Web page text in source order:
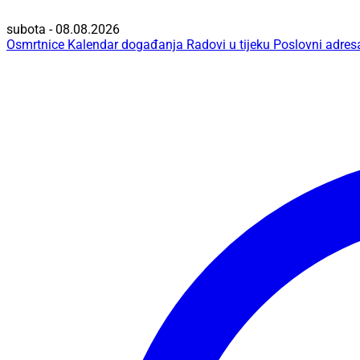
subota - 08.08.2026
Osmrtnice Kalendar događanja Radovi u tijeku Poslovni